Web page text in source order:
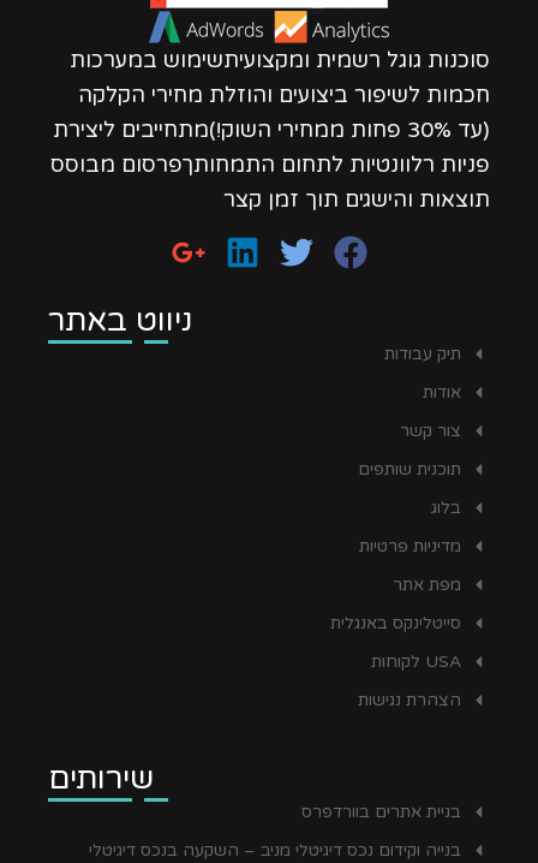
סוכנות גוגל רשמית ומקצועיתשימוש במערכות
חכמות לשיפור ביצועים והוזלת מחירי הקלקה
(עד 30% פחות ממחירי השוק!)מתחייבים ליצירת
פניות רלוונטיות לתחום התמחותךפרסום מבוסס
תוצאות והישגים תוך זמן קצר
ניווט באתר
תיק עבודות
אודות
צור קשר
תוכנית שותפים
בלוג
מדיניות פרטיות
מפת אתר
סייטלינקס באנגלית
USA לקוחות
הצהרת נגישות
שירותים
בניית אתרים בוורדפרס
בנייה וקידום נכס דיגיטלי מניב – השקעה בנכס דיגיטלי